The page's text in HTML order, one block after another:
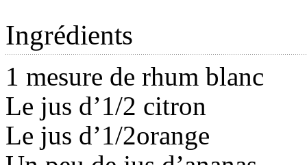
Ingrédients
1 mesure de rhum blanc
Le jus d’1/2 citron
Le jus d’1/2orange